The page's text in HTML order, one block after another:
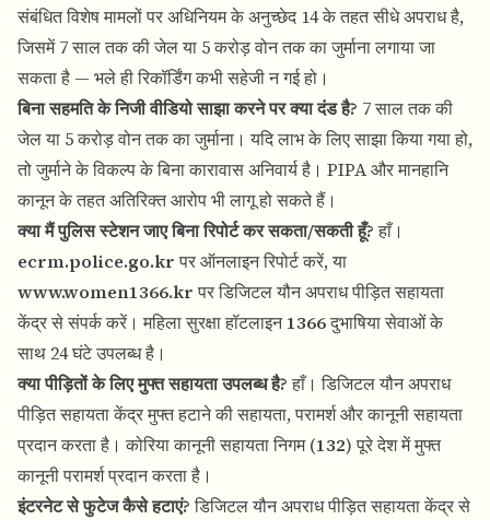
संबंधित विशेष मामलों पर अधिनियम के अनुच्छेद 14 के तहत सीधे अपराध है,
जिसमें 7 साल तक की जेल या 5 करोड़ वोन तक का जुर्माना लगाया जा
सकता है — भले ही रिकॉर्डिंग कभी सहेजी न गई हो।
बिना सहमति के निजी वीडियो साझा करने पर क्या दंड है? 7 साल तक की
जेल या 5 करोड़ वोन तक का जुर्माना। यदि लाभ के लिए साझा किया गया हो,
तो जुर्माने के विकल्प के बिना कारावास अनिवार्य है। PIPA और मानहानि
कानून के तहत अतिरिक्त आरोप भी लागू हो सकते हैं।
क्या मैं पुलिस स्टेशन जाए बिना रिपोर्ट कर सकता/सकती हूँ?हाँ।
ecrm.police.go.krपर ऑनलाइन रिपोर्ट करें, या
www.women1366.krपर डिजिटल यौन अपराध पीड़ित सहायता
केंद्र से संपर्क करें। महिला सुरक्षा हॉटलाइन1366दुभाषिया सेवाओं के
साथ 24 घंटे उपलब्ध है।
क्या पीड़ितों के लिए मुफ्त सहायता उपलब्ध है?हाँ। डिजिटल यौन अपराध
पीड़ित सहायता केंद्र मुफ्त हटाने की सहायता, परामर्श और कानूनी सहायता
प्रदान करता है। कोरिया कानूनी सहायता निगम (132) पूरे देश में मुफ्त
कानूनी परामर्श प्रदान करता है।
इंटरनेट से फुटेज कैसे हटाएं?डिजिटल यौन अपराध पीड़ित सहायता केंद्र से